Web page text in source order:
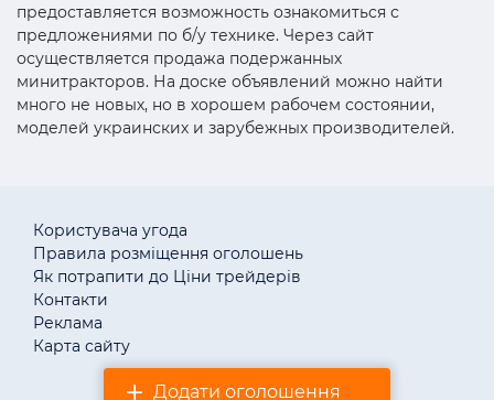
предоставляется возможность ознакомиться с
предложениями по б/у технике. Через сайт
осуществляется продажа подержанных
минитракторов. На доске объявлений можно найти
много не новых, но в хорошем рабочем состоянии,
моделей украинских и зарубежных производителей.
Додати оголошення
Користувача угода
Правила розміщення оголошень
Як потрапити до Ціни трейдерів
Контакти
Реклама
Карта сайту